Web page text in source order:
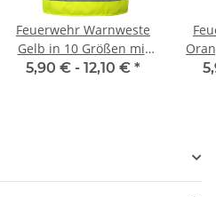
Feuerwehr Warnweste
Gelb in 10 Größen mit
Stadtnamen
5,90 € - 12,10 € *